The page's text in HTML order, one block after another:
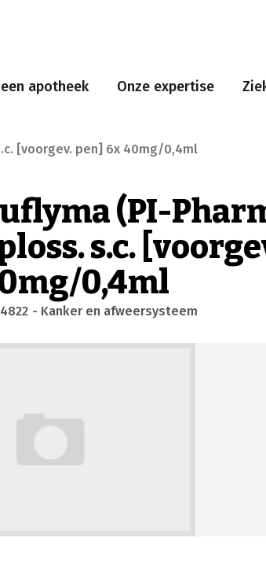
apotheek Onze expertise
[voorgev. pen] 6x 40mg/0,4ml
(PI-
s.c.
0,4ml
- Kanker en afweersysteem